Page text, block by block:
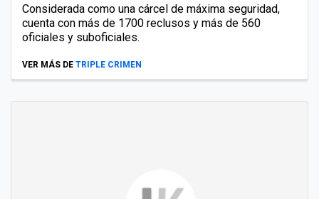
Considerada como una cárcel de máxima seguridad,
cuenta con más de 1700 reclusos y más de 560
oficiales y suboficiales.
VER MÁS DE TRIPLE CRIMEN